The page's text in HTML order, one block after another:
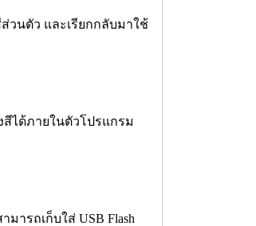
วนตัว และเรียกกลับมาใช้
ได้ภายในตัวโปรแกรม
ารถเก็บใส่ USB Flash